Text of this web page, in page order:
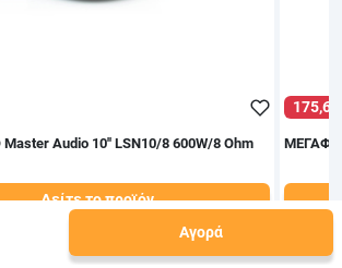
Αγορά
Audio 10'' LSN10/8 600W/8 Ohm
Δείτε το προϊόν
test